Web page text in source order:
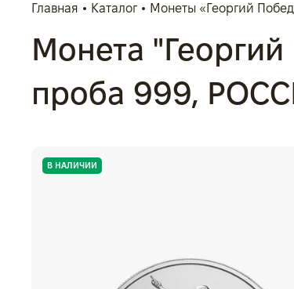
Главная Каталог Монеты «Георгий
Монета
проба 999,
В НАЛИЧИИ